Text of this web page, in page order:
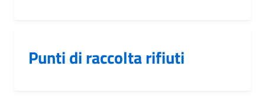
Punti di raccolta rifiuti